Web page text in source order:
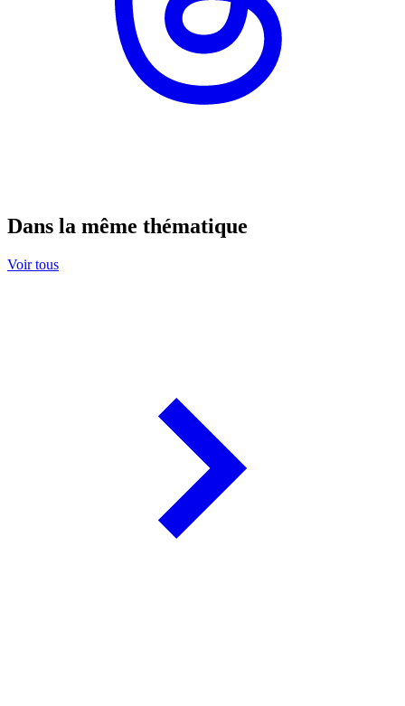
Dans la même thématique
Voir tous